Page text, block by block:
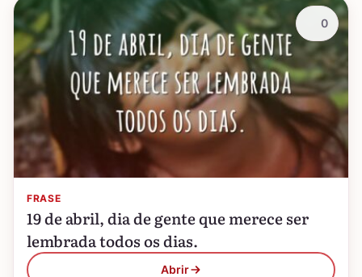
FRASE
19 de abril, dia de gente que merece ser
lembrada todos os dias.
Abrir
0